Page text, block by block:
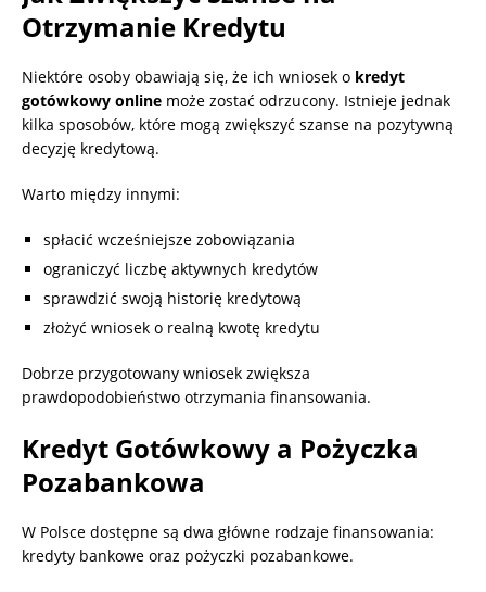
Otrzymanie Kredytu
Niektóre osoby obawiają się, że ich wniosek o kredyt
gotówkowy online może zostać odrzucony. Istnieje jednak
kilka sposobów, które mogą zwiększyć szanse na pozytywną
decyzję kredytową.
Warto między innymi:
spłacić wcześniejsze zobowiązania
ograniczyć liczbę aktywnych kredytów
sprawdzić swoją historię kredytową
złożyć wniosek o realną kwotę kredytu
Dobrze przygotowany wniosek zwiększa
prawdopodobieństwo otrzymania finansowania.
Kredyt Gotówkowy a Pożyczka
Pozabankowa
W Polsce dostępne są dwa główne rodzaje finansowania:
kredyty bankowe oraz pożyczki pozabankowe.